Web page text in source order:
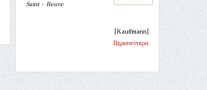
Saint - Beuve
[Kauffmann]
Περισσότερα